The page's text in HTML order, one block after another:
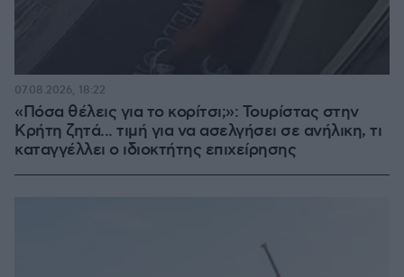
«Πόσα θέλεις για το κορίτσι;»: Τουρίστας στην
Κρήτη ζητά... τιμή για να ασελγήσει σε ανήλικη, τι
καταγγέλλει ο ιδιοκτήτης επιχείρησης
07.08.2026, 18:22